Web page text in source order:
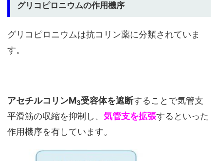
グリコピロニウムの作用機序
グリコピロニウムは抗コリン薬に分類されていま
す。
アセチルコリンM3受容体を遮断することで気管支
平滑筋の収縮を抑制し、 気管支を拡張するといった
作用機序を有しています。